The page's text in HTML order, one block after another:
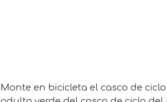
Monte en bicicleta el casco de ciclo